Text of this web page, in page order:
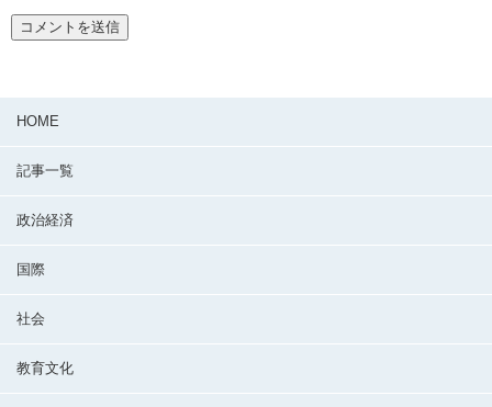
HOME
記事一覧
政治経済
国際
社会
教育文化